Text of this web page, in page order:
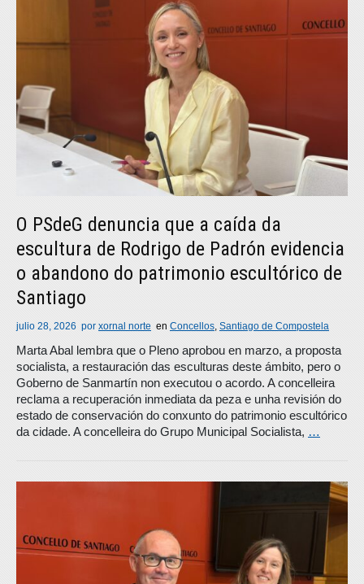
O PSdeG denuncia que a caída da
escultura de Rodrigo de Padrón evidencia
o abandono do patrimonio escultórico de
Santiago
julio 28, 2026 por xornal norte en Concellos Santiago de Compostela
Marta Abal lembra que o Pleno aprobou en marzo, a proposta
socialista, a restauración das esculturas deste ámbito, pero o
Goberno de Sanmartín non executou o acordo. A concelleira
reclama a recuperación inmediata da peza e unha revisión do
estado de conservación do conxunto do patrimonio escultórico
da cidade. A concelleira do Grupo Municipal Socialista, …